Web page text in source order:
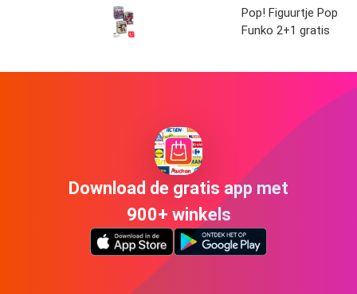
Pop! Figuurtje Pop
Funko 2+1 gratis
Download de gratis app met
900+ winkels